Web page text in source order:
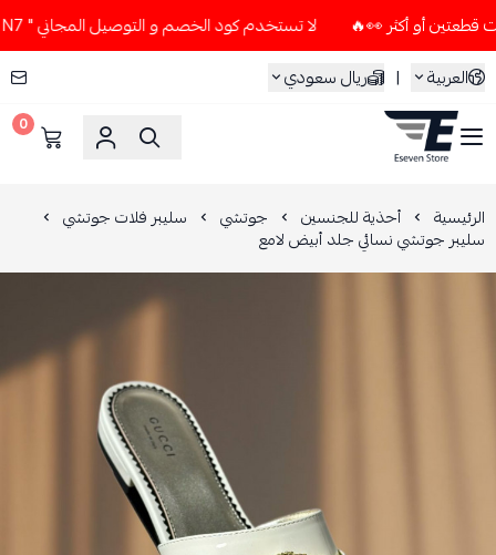
لا تستخدم كود الخصم و التوصيل المجاني " N7 " إلا إذا طلبت قطعتين أو أكثر 👀🔥
العربية
| ريال سعودي
ESEVEN STORE
0
الرئيسية أحذية للجنسين جوتشي سليبر فلات جوتشي
سليبر جوتشي نسائي جلد أبيض لامع